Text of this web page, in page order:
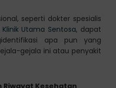
seperti dokter spesialis
Klinik Utama Sentosa, dapat
apa pun yang
gejala ini atau penyakit